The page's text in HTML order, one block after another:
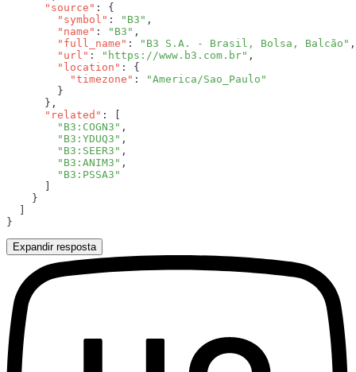
      "source"
        "symbol"
: "B3"
        "name"
: "B3"
        "full_name"
:
"B3 S.A. - Brasil, Bolsa, Balcão"
        "url"
: "https://www.b3.com.br"
        "location"
          "timezone"
:
      "related"
        "B3:COGN3"
        "B3:YDUQ3"
        "B3:SEER3"
        "B3:ANIM3"
Expandir resposta